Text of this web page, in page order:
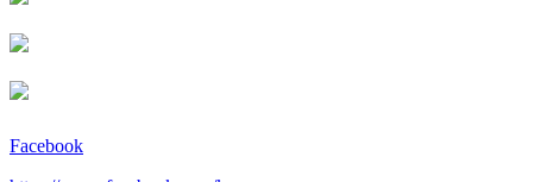
Facebook